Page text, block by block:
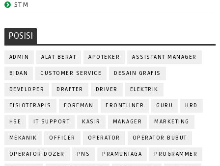
STM
POSISI
ADMIN ALAT BERAT APOTEKER ASSISTANT MANAGER
BIDAN CUSTOMER SERVICE DESAIN GRAFIS
DEVELOPER DRAFTER DRIVER ELEKTRIK
FISIOTERAPIS FOREMAN FRONTLINER GURU HRD
HSE IT SUPPORT KASIR MANAGER MARKETING
MEKANIK OFFICER OPERATOR OPERATOR BUBUT
OPERATOR DOZER PNS PRAMUNIAGA PROGRAMMER